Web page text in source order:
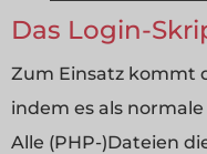
Das Login-
Zum Einsatz kommt
indem es als
Alle (PHP-)Dateien